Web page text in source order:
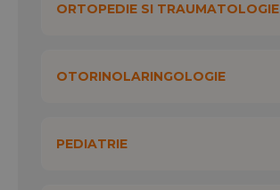
ORTOPEDIE SI TRAUMATOLOGIE
OTORINOLARINGOLOGIE
PEDIATRIE